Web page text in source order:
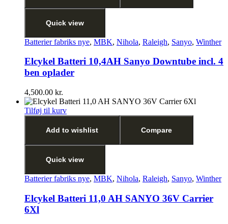
Quick view
Batterier fabriks nye, MBK, Nihola, Raleigh, Sanyo, Winther
Elcykel Batteri 10,4AH Sanyo Downtube incl. 4
ben oplader
4,500.00 kr.
Tilføj til kurv
Add to wishlist Compare
Quick view
Batterier fabriks nye, MBK, Nihola, Raleigh, Sanyo, Winther
Elcykel Batteri 11,0 AH SANYO 36V Carrier
6Xl